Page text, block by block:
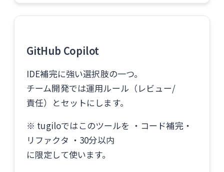
GitHub Copilot
IDE補完に強い選択肢の一つ。
チーム開発では運用ルール（レビュー/
責任）とセットにします。
※ tugiloではこのツールを ・コード補完・
リファクタ ・30分以内
に限定して使います。